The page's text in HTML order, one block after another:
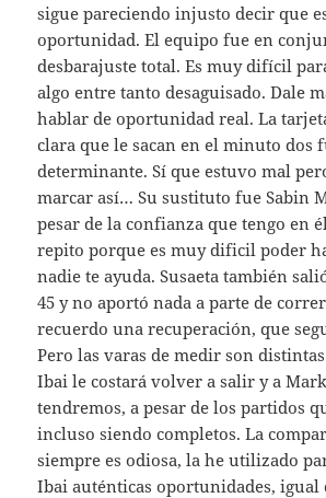
sigue pareciendo injusto decir que
oportunidad. El equipo fue en
desbarajuste total. Es muy difícil
algo entre tanto desaguisado. Dale
hablar de oportunidad real. La
clara que le sacan en el minuto dos
determinante. Sí que estuvo mal
marcar así… Su sustituto fue Sabin
pesar de la confianza que tengo en
repito porque es muy dificil poder
nadie te ayuda. Susaeta también
45 y no aportó nada a parte de
recuerdo una recuperación, que
Pero las varas de medir son
Ibai le costará volver a salir y a
tendremos, a pesar de los partidos
incluso siendo completos. La
siempre es odiosa, la he utilizado
Ibai auténticas oportunidades, igual